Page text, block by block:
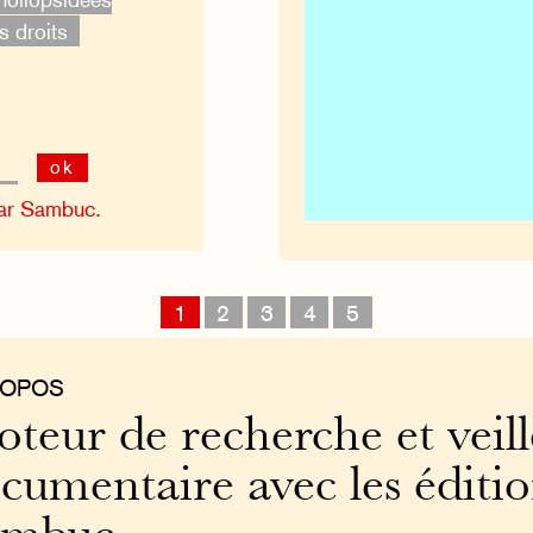
droits
ok
Sambuc.
1 2 3 4 5
de recherche et
avec les